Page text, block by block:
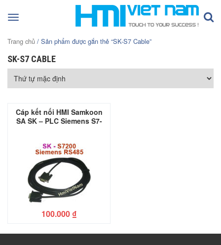
Toggle
Trang chủ / Sản phẩm được gắn thẻ “SK-S7 Cable”
SK-S7 CABLE
Cáp kết nối HMI Samkoon
SA SK – PLC Siemens S7-
100.000 ₫